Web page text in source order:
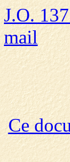
J.O.
mail
Ce